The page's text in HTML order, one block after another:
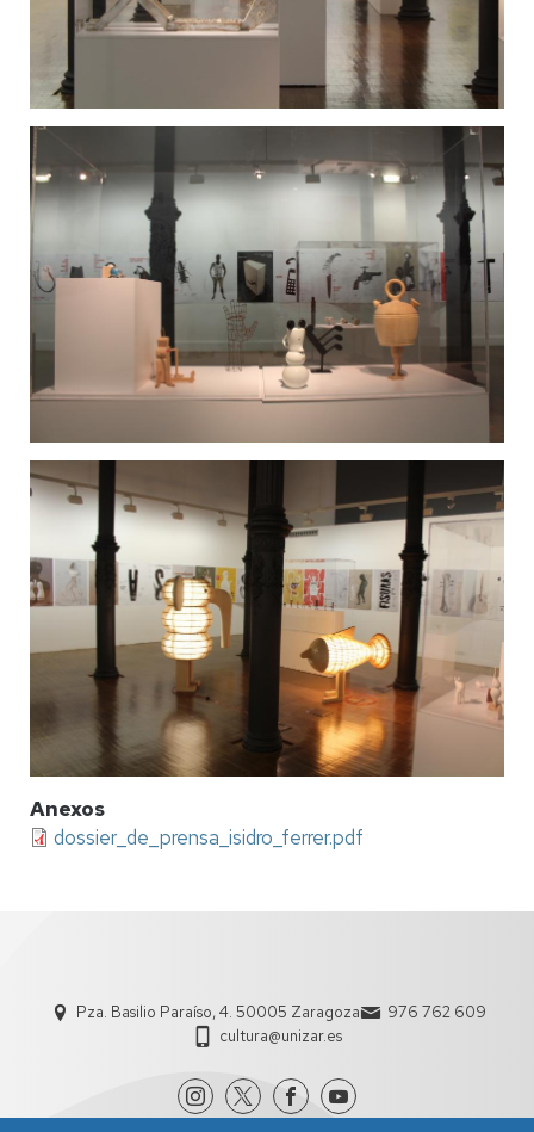
Anexos
dossier_de_prensa_isidro_ferrer.pdf
Pza. Basilio Paraíso, 4. 50005 Zaragoza
976 762 609
cultura@unizar.es